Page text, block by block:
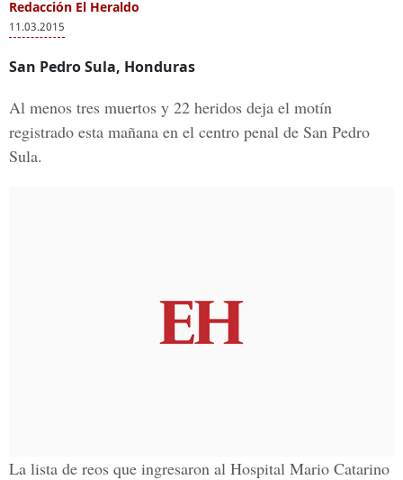
Redacción El Heraldo
11.03.2015
San Pedro Sula, Honduras
Al menos tres muertos y 22 heridos deja el motín
registrado esta mañana en el centro penal de San Pedro
Sula.
La lista de reos que ingresaron al Hospital Mario Catarino